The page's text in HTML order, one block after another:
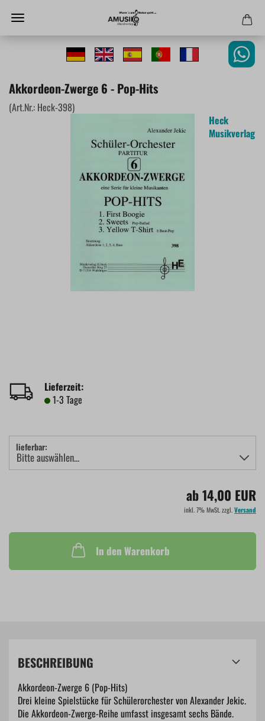
Akkordeon-Zwerge 6 - Pop-Hits
(Art.Nr.: Heck-398)
Heck
Musikverlag
Lieferzeit:
1-3 Tage
lieferbar:
ab 14,00 EUR
inkl. 7% MwSt. zzgl.Versand
In den Warenkorb
BESCHREIBUNG
Akkordeon-Zwerge 6 (Pop-Hits)
Drei kleine Spielstücke für Schülerorchester von Alexander Jekic.
Die Akkordeon-Zwerge-Reihe umfasst insgesamt sechs Bände.